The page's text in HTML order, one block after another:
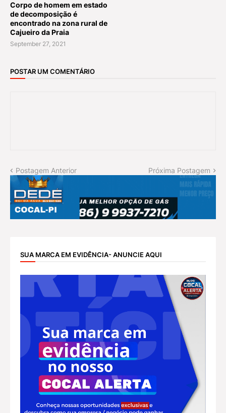
Corpo de homem em estado
de decomposição é
encontrado na zona rural de
Cajueiro da Praia
September 27, 2021
POSTAR UM COMENTÁRIO
Postagem Anterior Próxima Postagem
SUA MARCA EM EVIDÊNCIA- ANUNCIE AQUI